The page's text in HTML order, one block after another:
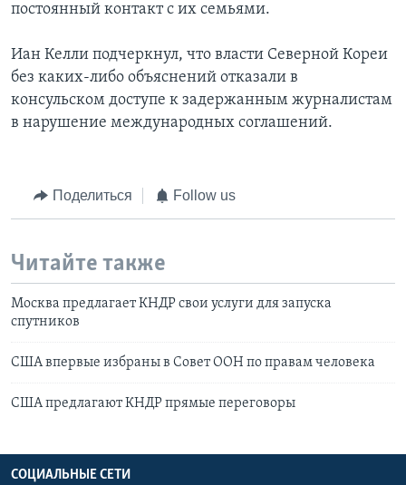
постоянный контакт с их семьями.
Иан Келли подчеркнул, что власти Северной Кореи
без каких-либо объяснений отказали в
консульском доступе к задержанным журналистам
в нарушение международных соглашений.
Поделиться Follow us
Читайте также
Москва предлагает КНДР свои услуги для запуска
спутников
США впервые избраны в Совет ООН по правам человека
США предлагают КНДР прямые переговоры
СОЦИАЛЬНЫЕ СЕТИ